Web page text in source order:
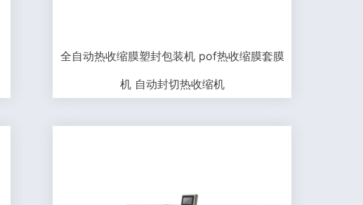
全自动热收缩膜塑封包装机 pof热收缩膜套膜
机 自动封切热收缩机